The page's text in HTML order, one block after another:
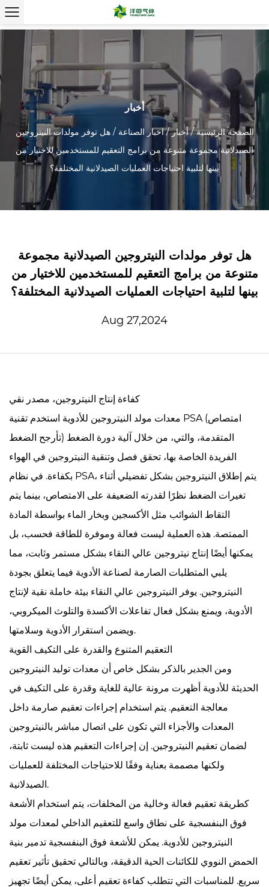
أخبار
الصفحة الرئيسية/أخبار/اخبار الصناعة /هل توفر مولدات النيتروجين
الصيدلانية مجموعة متنوعة من برامج التعقيم للمستخدمين للاختيار من
بينها لتلبية احتياجات العمليات الصيدلانية المختلفة؟
هل توفر مولدات النيتروجين الصيدلانية مجموعة
متنوعة من برامج التعقيم للمستخدمين للاختيار من
بينها لتلبية احتياجات العمليات الصيدلانية المختلفة؟
Aug 27,2024
كفاءة إنتاج النيتروجين، مصدر نقي
معدات مولد النيتروجين للأدوية استخدم تقنية PSA (امتصاص
تأرجح الضغط) المتقدمة، والتي، من خلال آلية دورة الضغط
الفريدة الخاصة بها، تحقق فصل وتنقية النيتروجين في الهواء
بكفاءة. في نظام PSA، يتم إطلاق النيتروجين بشكل تفضيلي أثناء
تغيرات الضغط نظرًا لقدرته الضعيفة على الامتصاص، بينما يتم
التقاط الشوائب مثل الأكسجين وبخار الماء بواسطة المادة
الممتصة. هذه العملية ليست فعالة وموفرة للطاقة فحسب، بل
يمكنها أيضًا إنتاج نيتروجين عالي النقاء بشكل مستمر وثابت، مما
يلبي المتطلبات الصارمة لصناعة الأدوية فيما يتعلق بجودة
النيتروجين. يوفر النيتروجين عالي النقاء بيئة خاملة نقية لإنتاج
الأدوية، ويمنع بشكل فعال تفاعلات الأكسدة والتلوث الميكروبي،
ويضمن استقرار الأدوية وسلامتها.
التعقيم المتنوع والقدرة على التكيف القوية
ومن الجدير بالذكر بشكل خاص أن معدات توليد النيتروجين
الحديثة للأدوية أظهرت مرونة عالية للغاية وقدرة على التكيف في
معالجة التعقيم. يتم استخدام إجراءات تعقيم صارمة داخل
المعدات والأجزاء التي تكون على اتصال مباشر بالنيتروجين
لضمان تعقيم النيتروجين. إن إجراءات التعقيم هذه ليست ثابتة،
ولكنها مصممة بعناية وفقًا للاحتياجات المختلفة للعمليات
الصيدلانية.
كطريقة تعقيم فعالة وخالية من المخلفات، يتم استخدام الأشعة
فوق البنفسجية على نطاق واسع للتعقيم الداخلي لمعدات مولد
النيتروجين للأدوية. يمكن للأشعة فوق البنفسجية تدمير بنية
الحمض النووي للكائنات الحية الدقيقة، وبالتالي تحقيق تأثير تعقيم
سريع. للمناسبات التي تتطلب كفاءة تعقيم أعلى، يمكن أيضًا تجهيز